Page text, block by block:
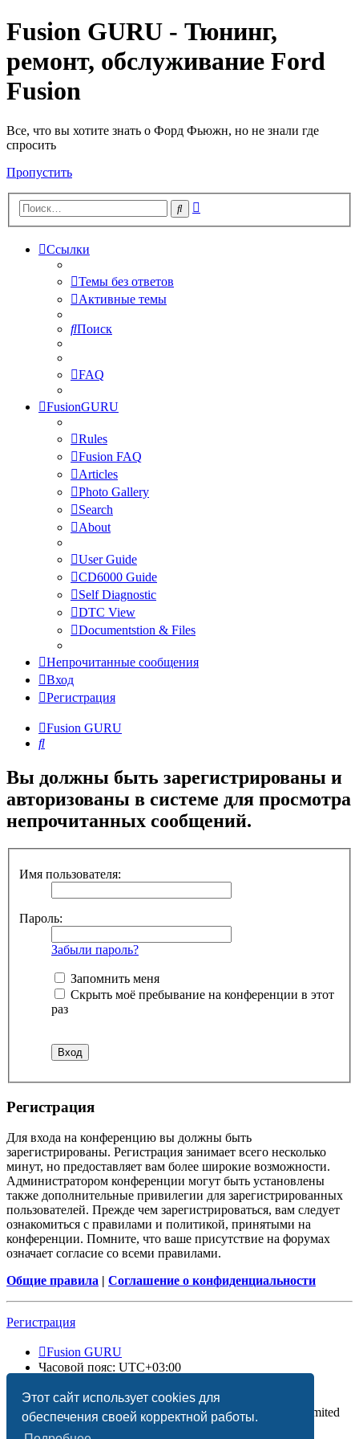
Этот сайт использует cookies для
обеспечения своей корректной работы.
Fusion GURU - Тюнинг,
ремонт, обслуживание Ford
Fusion
Все, что вы хотите знать о Форд Фьюжн, но не знали где
спросить
Пропустить
Поиск
Ссылки
Темы без ответов
Активные темы
Поиск
FAQ
FusionGURU
Rules
Fusion FAQ
Articles
Photo Gallery
Search
About
User Guide
CD6000 Guide
Self Diagnostic
DTC View
Documentstion & Files
Непрочитанные сообщения
Вход
Регистрация
Fusion GURU
Поиск
Вы должны быть зарегистрированы и
авторизованы в системе для просмотра
непрочитанных сообщений.
Имя пользователя:
Пароль:
Забыли пароль?
Запомнить меня
Скрыть моё пребывание на конференции в этот
раз
Регистрация
Для входа на конференцию вы должны быть
зарегистрированы. Регистрация занимает всего несколько
минут, но предоставляет вам более широкие возможности.
Администратором конференции могут быть установлены
также дополнительные привилегии для зарегистрированных
пользователей. Прежде чем зарегистрироваться, вам следует
ознакомиться с правилами и политикой, принятыми на
конференции. Помните, что ваше присутствие на форумах
означает согласие со всеми правилами.
Общие правила | Соглашение о конфиденциальности
Регистрация
Fusion GURU
Часовой пояс: UTC+03:00
Создано на основеphpBB® Forum Software © phpBB Limited